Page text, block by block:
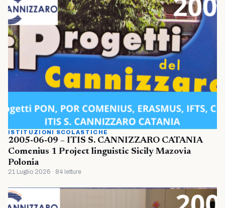
ISTITUZIONI SCOLASTICHE
2005-06-09 – ITIS S. CANNIZZARO CATANIA
Comenius 1 Project linguistic Sicily Mazovia
Polonia
21 Luglio 2026 · 84 letture